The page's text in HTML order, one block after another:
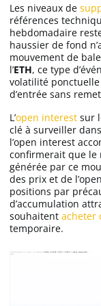
Les niveaux de
références
hebdomadaire
haussier de fond
mouvement de
l’ETH, ce type
volatilité
d’entrée sans
L’open interest sur
clé à surveiller
l’open interest
confirmerait que le
générée par ce
des prix et de
positions par
d’accumulation
souhaitent acheter
temporaire.